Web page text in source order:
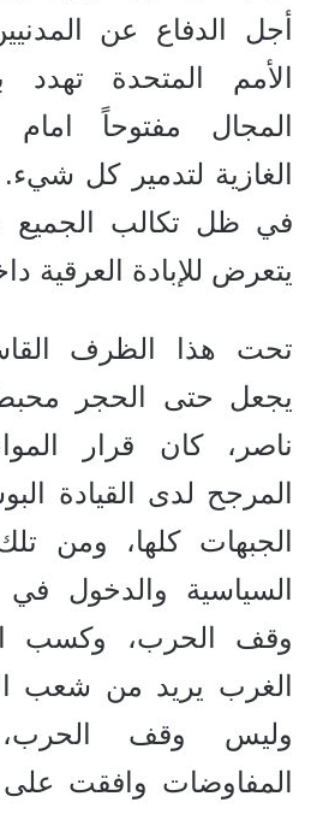
أجل الدفاع عن
الأمم المتحدة تهدد
المجال مفتوحاً امام
الغازية لتدمير كل
في ظل تكالب
يتعرض للإبادة العرقية
تحت هذا الظرف
يجعل حتى الحجر
ناصر، كان قرار
المرجح لدى القيادة
الجبهات كلها، ومن
السياسية والدخول
وقف الحرب، وكسب
الغرب يريد من شعب
وليس وقف
المفاوضات وافقت على